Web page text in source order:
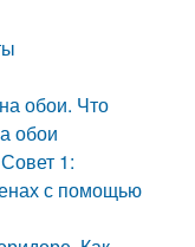
обои. Что
обои
1:
с помощью